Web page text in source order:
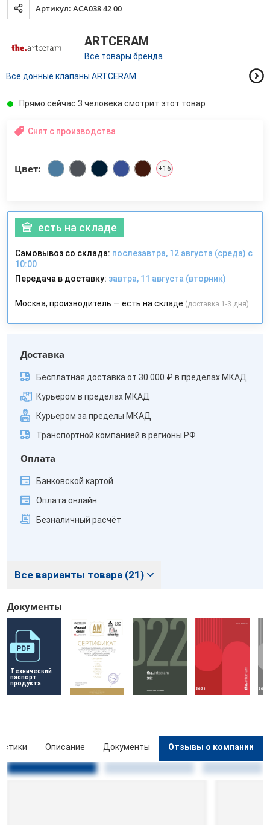
Артикул: ACA038 42 00
ARTCERAM
Все товары бренда
Все донные клапаны ARTCERAM
Прямо сейчас 3 человека смотрит этот товар
Снят с производства
Цвет: +16
есть на складе
Самовывоз со склада: послезавтра, 12 августа (среда) с
10:00
Передача в доставку: завтра, 11 августа (вторник)
Москва, производитель — есть на складе (доставка 1-3 дня)
Доставка
Бесплатная доставка от 30 000 ₽ в пределах МКАД
Курьером в пределах МКАД
Курьером за пределы МКАД
Транспортной компанией в регионы РФ
Оплата
Банковской картой
Оплата онлайн
Безналичный расчёт
Все варианты товара (21)
Документы
Технический
паспорт
продукта
Описание Документы Отзывы о компании